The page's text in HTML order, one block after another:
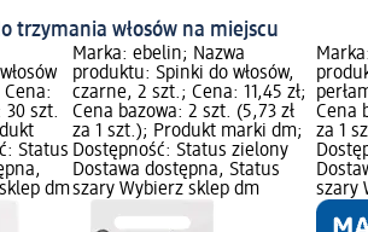
trzymania włosów na miejscu
30 szt.
Status
dm
Marka: ebelin; Nazwa
produktu: Spinki do włosów,
czarne, 2 szt.; Cena: 11,45 zł;
Cena bazowa: 2 szt. (5,73 zł
za 1 szt.); Produkt marki dm;
Dostępność: Status zielony
Dostawa dostępna, Status
szary Wybierz sklep dm
Cena
za 1
szary